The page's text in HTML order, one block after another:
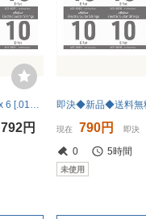
★ARIA AGS-8001L x 6 [.010P] エレキギター用 バラ弦 1弦 LIGHT★新品送料込/メール便
792円 現在 790円 即決
0 5時間
未使用